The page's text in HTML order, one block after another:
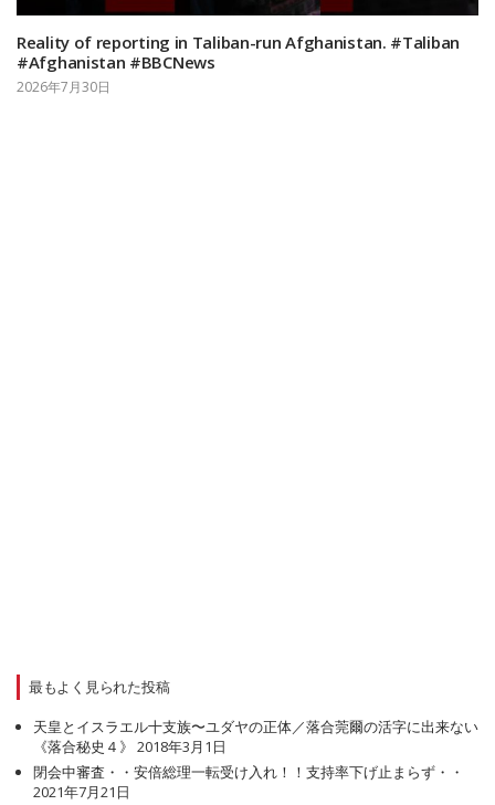
Reality of reporting in Taliban-run Afghanistan. #Taliban
#Afghanistan #BBCNews
2026年7月30日
最もよく見られた投稿
天皇とイスラエル十支族〜ユダヤの正体／落合莞爾の活字に出来ない
《落合秘史４》 2018年3月1日
閉会中審査・・安倍総理一転受け入れ！！支持率下げ止まらず・・
2021年7月21日